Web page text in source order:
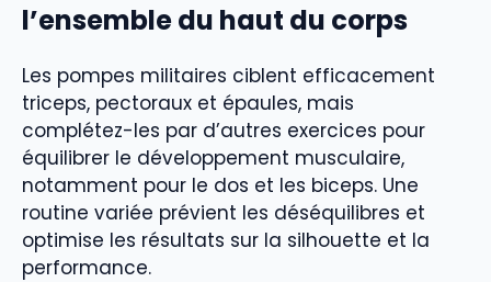
l’ensemble du haut du corps
Les pompes militaires ciblent efficacement
triceps, pectoraux et épaules, mais
complétez-les par d’autres exercices pour
équilibrer le développement musculaire,
notamment pour le dos et les biceps. Une
routine variée prévient les déséquilibres et
optimise les résultats sur la silhouette et la
performance.